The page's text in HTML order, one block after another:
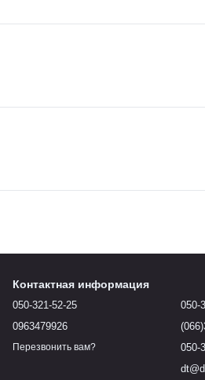
Контактная информация
050-321-52-25
0963479926
Перезвонить вам?
050-
050-